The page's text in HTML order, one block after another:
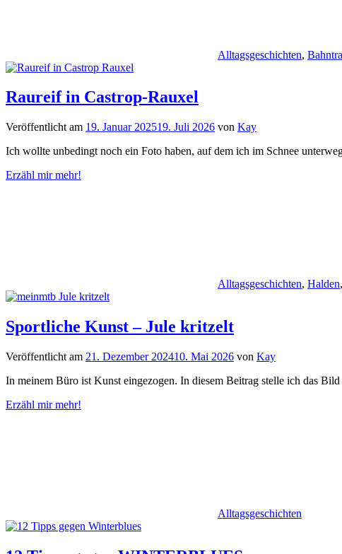
Alltagsgeschichten,
Raureif in Castrop-Rauxel
Veröffentlicht am 19. Januar 202519. Juli 2026 von Kay
Ich wollte unbedingt noch ein Foto haben, auf dem ich im Schnee
Erzähl mir mehr!
Alltagsgeschichten, Halden,
Sportliche Kunst – Jule kritzelt
Veröffentlicht am 21. Dezember 202410. Mai 2026 von Kay
In meinem Büro ist Kunst eingezogen. In diesem Beitrag stelle ich das
Erzähl mir mehr!
Alltagsgeschichten